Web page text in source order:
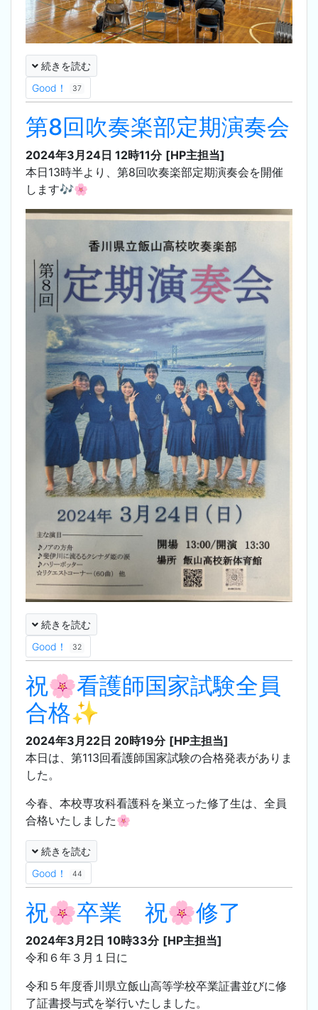
続きを読む
Good！
37
第8回吹奏楽部定期演奏会
2024年3月24日 12時11分 [HP主担当]
本日13時半より、第8回吹奏楽部定期演奏会を開催
します🎶🌸
続きを読む
Good！
32
祝🌸看護師国家試験全員
合格✨
2024年3月22日 20時19分 [HP主担当]
本日は、第113回看護師国家試験の合格発表がありま
した。
今春、本校専攻科看護科を巣立った修了生は、全員
合格いたしました🌸
続きを読む
Good！
44
祝🌸卒業 祝🌸修了
2024年3月2日 10時33分 [HP主担当]
令和６年３月１日に
令和５年度香川県立飯山高等学校卒業証書並びに修
了証書授与式を挙行いたしました。